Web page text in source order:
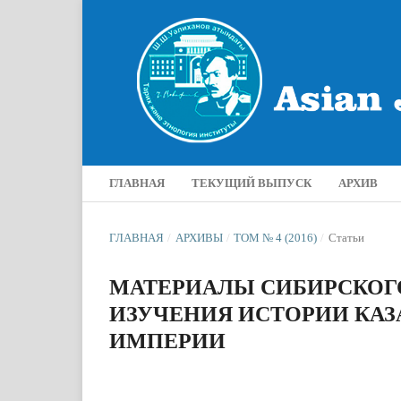
ГЛАВНАЯ ТЕКУЩИЙ ВЫПУСК АРХИВ
ГЛАВНАЯ / АРХИВЫ / ТОМ № 4 (2016) / Статьи
МАТЕРИАЛЫ
ИЗУЧЕНИЯ ИСТОРИИ
ИМПЕРИИ